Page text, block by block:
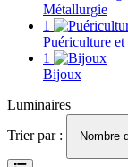
Métallurgie
1
Puériculture
1
Bijoux
Luminaires
Trier par :
Nombre